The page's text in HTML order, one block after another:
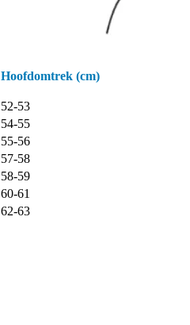
Hoofdomtrek (cm)
52-53
54-55
55-56
57-58
58-59
60-61
62-63